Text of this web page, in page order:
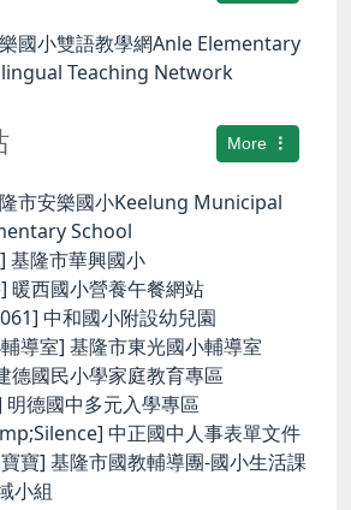
國小雙語教學網Anle Elementary
Teaching Network
More
市安樂國小Keelung Municipal
School
隆市華興國小
暖西國小營養午餐網站
中和國小附設幼兒園
導室] 基隆市東光國小輔導室
德國民小學家庭教育專區
德國中多元入學專區
中正國中人事表單文件
寶] 基隆市國教輔導團-國小生活課
小組